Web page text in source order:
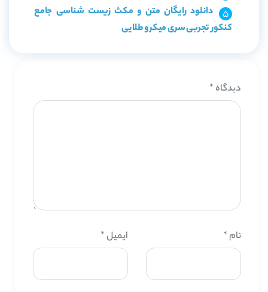
دانلود رایگان متن و مکث زیست شناسی جامع
کنکور تجربی سری میکرو طلایی
دیدگاه *
نام * ایمیل*